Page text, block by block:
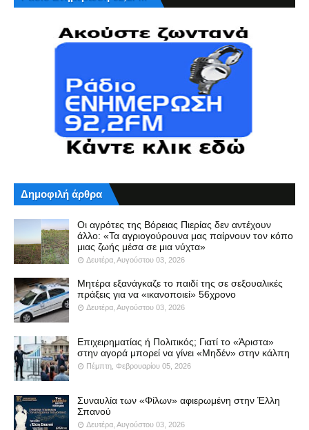
Δημοφιλή άρθρα
Οι αγρότες της Βόρειας Πιερίας δεν αντέχουν
άλλο: «Τα αγριογούρουνα μας παίρνουν τον κόπο
μιας ζωής μέσα σε μια νύχτα»
Δευτέρα, Αυγούστου 03, 2026
Μητέρα εξανάγκαζε το παιδί της σε σεξουαλικές
πράξεις για να «ικανοποιεί» 56χρονο
Δευτέρα, Αυγούστου 03, 2026
Επιχειρηματίας ή Πολιτικός; Γιατί το «Άριστα»
στην αγορά μπορεί να γίνει «Μηδέν» στην κάλπη
Πέμπτη, Φεβρουαρίου 05, 2026
Συναυλία των «Φίλων» αφιερωμένη στην Έλλη
Σπανού
Δευτέρα, Αυγούστου 03, 2026